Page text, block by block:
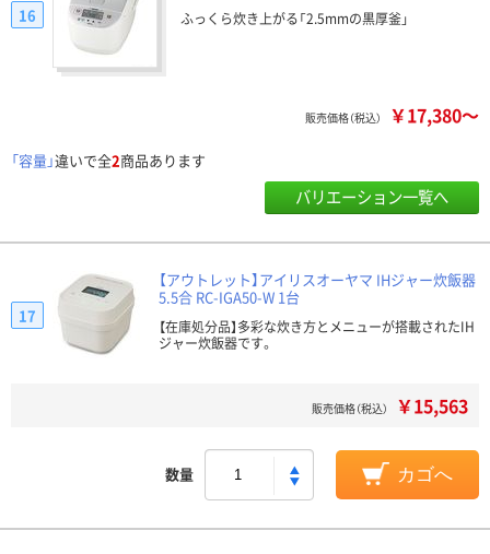
ふっくら炊き上がる「2.5mmの黒厚釜」
16
販売価格（税込） ￥17,380～
「容量」違いで全2商品あります
バリエーション一覧へ
【アウトレット】アイリスオーヤマ IHジャー炊飯器
5.5合 RC-IGA50-W 1台
【在庫処分品】多彩な炊き方とメニューが搭載されたIH
ジャー炊飯器です。
17
販売価格（税込） ￥15,563
数量 カゴへ